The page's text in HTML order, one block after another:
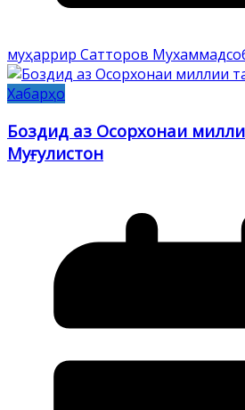
муҳаррир Сатторов
Хабарҳо
Боздид аз Осорхонаи
Муғулистон